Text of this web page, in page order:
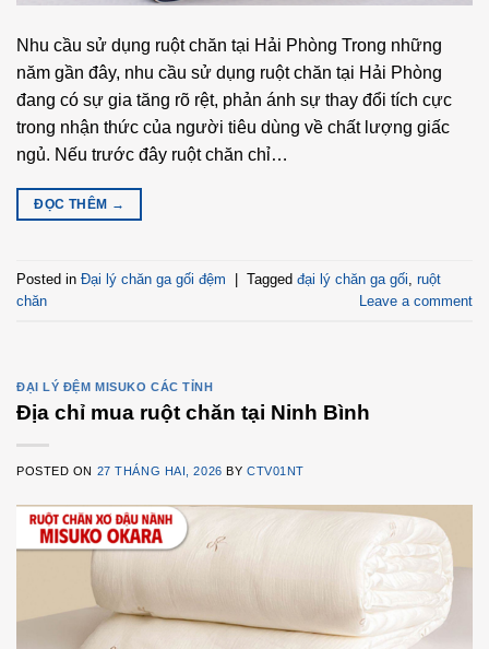
Nhu cầu sử dụng ruột chăn tại Hải Phòng Trong những
năm gần đây, nhu cầu sử dụng ruột chăn tại Hải Phòng
đang có sự gia tăng rõ rệt, phản ánh sự thay đổi tích cực
trong nhận thức của người tiêu dùng về chất lượng giấc
ngủ. Nếu trước đây ruột chăn chỉ…
ĐỌC THÊM →
Posted in Đại lý chăn ga gối đệm | Tagged đại lý chăn ga gối ruột
chăn
Leave a comment
ĐẠI LÝ ĐỆM MISUKO CÁC TỈNH
Địa chỉ mua ruột chăn tại Ninh Bình
POSTED ON 27 THÁNG HAI, 2026 BY CTV01NT